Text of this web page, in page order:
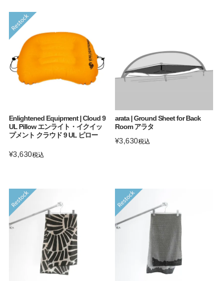
Enlightened Equipment | Cloud 9
UL Pillow エンライト・イクイッ
プメント クラウド 9 UL ピロー
¥3,630税込
arata | Ground Sheet for Back
Room アラタ
¥3,630税込